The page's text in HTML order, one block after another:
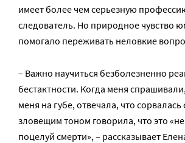
имеет более чем серьезную
следователь. Но природное чувство
помогало переживать неловкие
– Важно научиться безболезненно
бестактности. Когда меня
меня на губе, отвечала, что
зловещим тоном говорила, что это
поцелуй смерти», – рассказывает